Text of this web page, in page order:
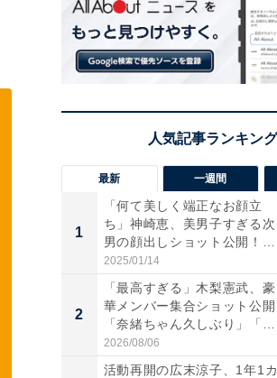
最新 一週間
1
「何て美しく端正なお顔立
ち」神崎恵、美男子すぎる次
男の顔出しショット公開！
「め...
2025/01/14
2
「最高すぎる」木梨憲武、豪
華メンバー集合ショット公開
「奈緒ちゃん久しぶり」「み
ん...
2026/08/06
活動再開の広末涼子、1年1カ